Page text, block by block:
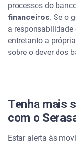
processos do
financeiros. Se o
a
entretanto a
sobre o dever dos
Tenha mais
com o
Estar alerta às